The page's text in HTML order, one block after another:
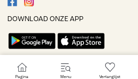
DOWNLOAD ONZE APP
Cookie-instellingen
Pagina Menu Verlanglijst